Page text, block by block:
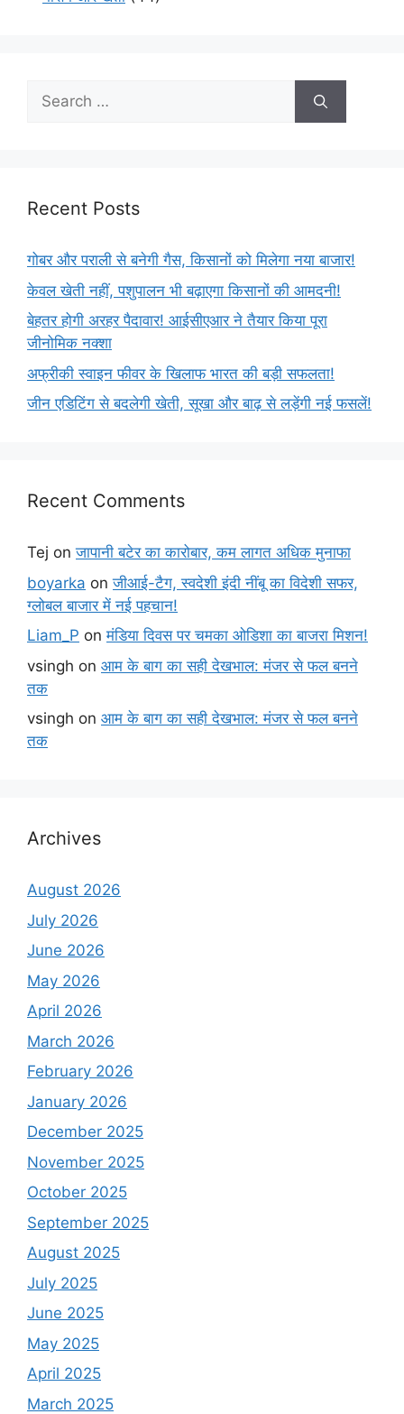
Recent Posts
गोबर और पराली से बनेगी गैस, किसानों को मिलेगा नया बाजार!
केवल खेती नहीं, पशुपालन भी बढ़ाएगा किसानों की आमदनी!
बेहतर होगी अरहर पैदावार! आईसीएआर ने तैयार किया पूरा
जीनोमिक नक्शा
अफ्रीकी स्वाइन फीवर के खिलाफ भारत की बड़ी सफलता!
जीन एडिटिंग से बदलेगी खेती, सूखा और बाढ़ से लड़ेंगी नई फसलें!
Recent Comments
Tej onजापानी बटेर का कारोबार, कम लागत अधिक मुनाफा
boyarka onजीआई-टैग, स्वदेशी इंदी नींबू का विदेशी सफर,
ग्लोबल बाजार में नई पहचान!
Liam_P onमंडिया दिवस पर चमका ओडिशा का बाजरा मिशन!
vsingh on आम के बाग का सही देखभाल: मंजर से फल बनने
तक
vsingh on आम के बाग का सही देखभाल: मंजर से फल बनने
तक
Archives
August 2026
July 2026
June 2026
May 2026
April 2026
March 2026
February 2026
January 2026
December 2025
November 2025
October 2025
September 2025
August 2025
July 2025
June 2025
May 2025
April 2025
March 2025